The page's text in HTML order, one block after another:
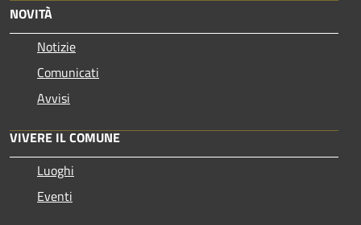
NOVITÀ
Notizie
Comunicati
Avvisi
VIVERE IL COMUNE
Luoghi
Eventi